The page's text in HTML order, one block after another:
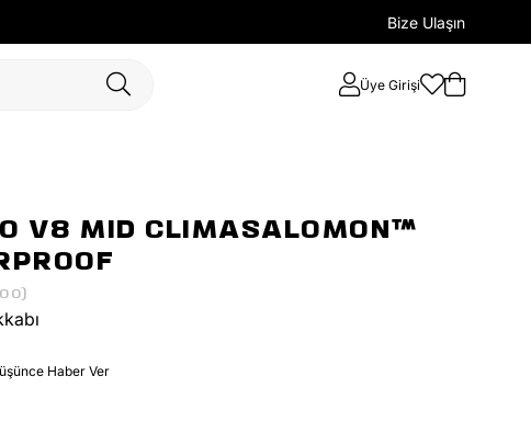
Bize Ulaşın
Üye Girişi
V8 MID CLIMASALOMON™
Haber Ver